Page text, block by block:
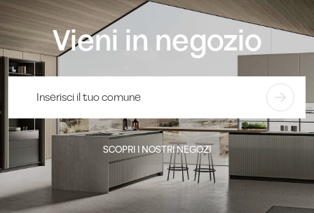
Vieni in negozio
SCOPRI I NOSTRI NEGOZI